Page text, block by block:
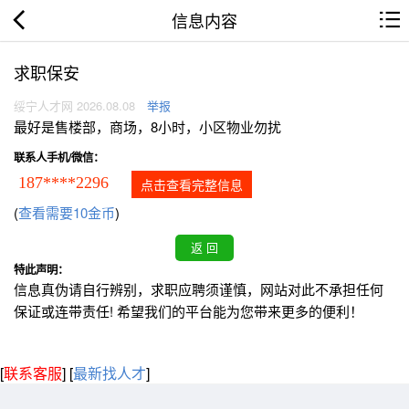
信息内容
求职保安
绥宁人才网 2026.08.08 举报
最好是售楼部，商场，8小时，小区物业勿扰
联系人手机/微信：
187****2296 点击查看完整信息
(查看需要10金币)
特此声明：
信息真伪请自行辨别，求职应聘须谨慎，网站对此不承担任何
保证或连带责任! 希望我们的平台能为您带来更多的便利！
[联系客服] [最新找人才]